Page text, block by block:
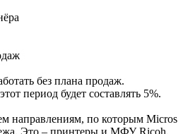
без плана продаж.
период будет составлять 5%.
направлениям, по которым Micros
Это – принтеры и МФУ Ricoh,